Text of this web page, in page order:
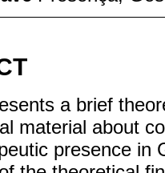
a brief
material about
presence in